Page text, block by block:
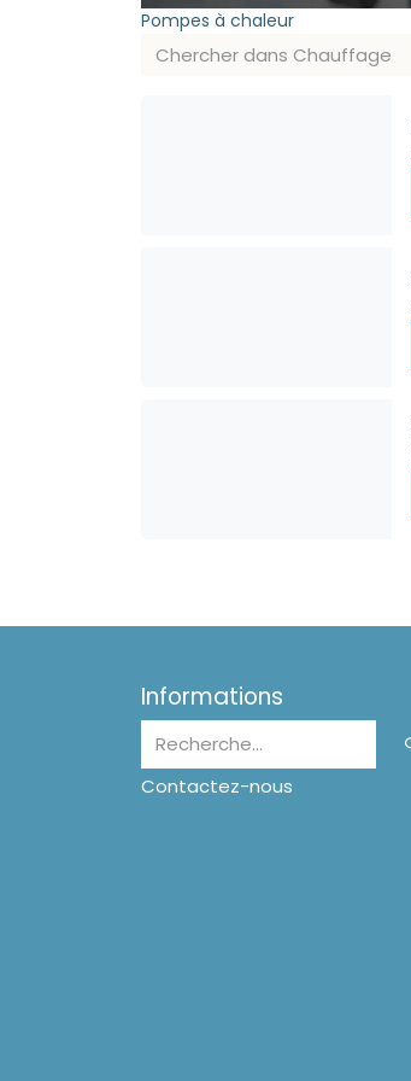
Pompes à chaleur
Informations
Contactez-nous